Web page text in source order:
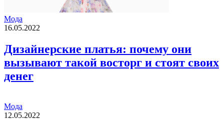
Мода
16.05.2022
Дизайнерские платья: почему они
вызывают такой восторг и стоят своих
денег
Мода
12.05.2022